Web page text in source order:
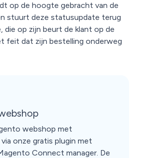
op de hoogte gebracht van de
stuurt deze statusupdate terug
die op zijn beurt de klant op de
feit dat zijn bestelling onderweg
webshop met
onze gratis plugin met
Connect manager. De